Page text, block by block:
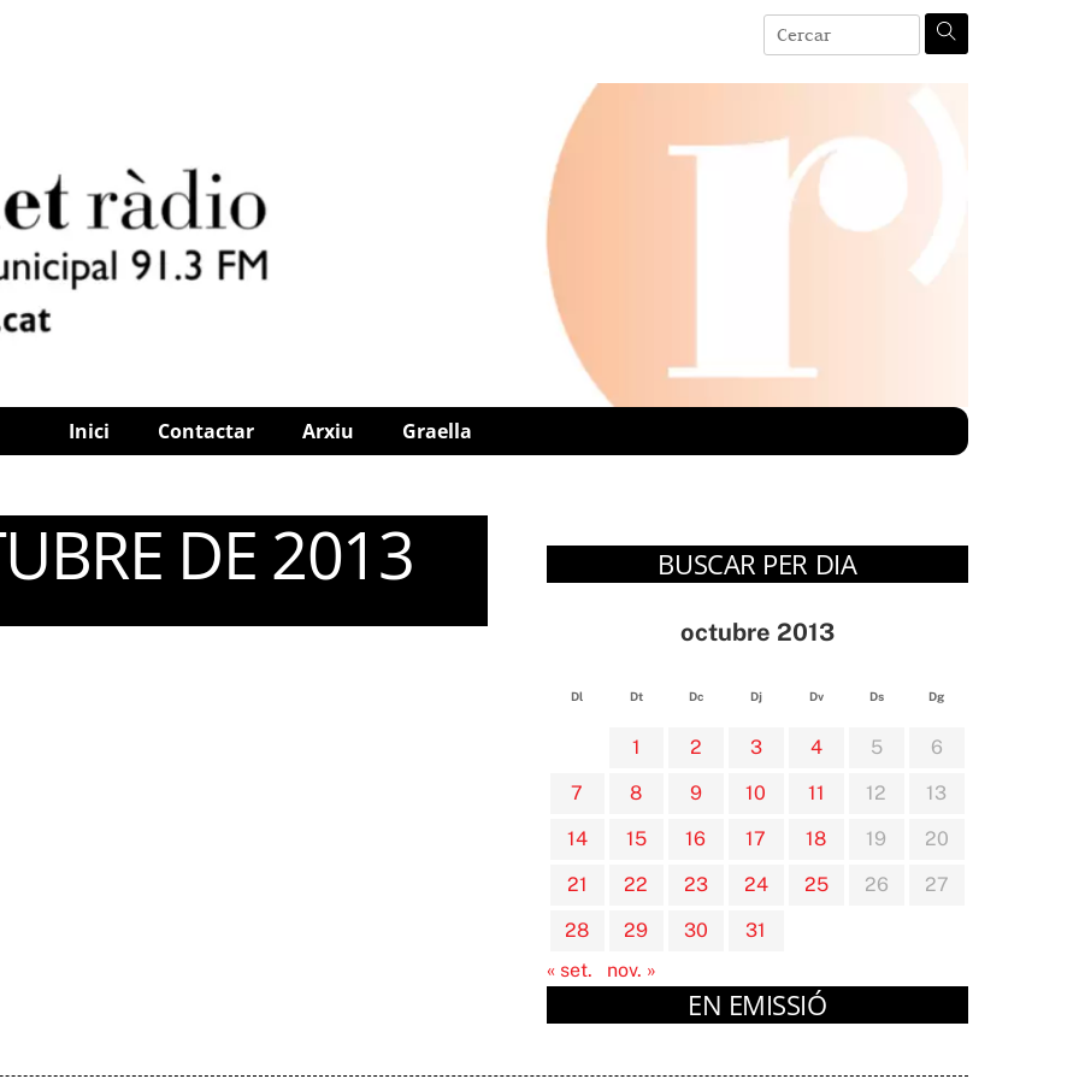
Inici Contactar Arxiu Graella
DE 2013 BUSCAR PER DIA
octubre 2013
Dl Dt Dc Dj Dv Ds Dg
1 2 3 4 5
6
7
8 9 10 11 12
13
14
15 16 17 18 19
20
21
22 23 24 25 26
27
28
29 30
31
« set.
nov. »
EN EMISSIÓ